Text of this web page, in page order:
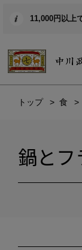
11,000円以上
トップ 食
鍋とフ